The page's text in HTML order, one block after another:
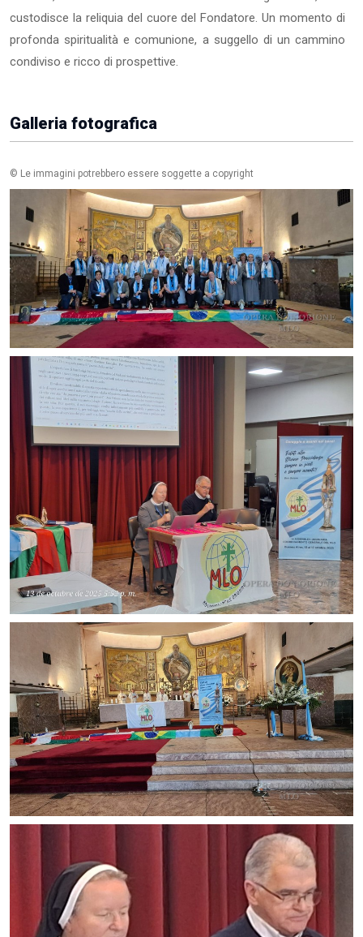
custodisce la reliquia del cuore del Fondatore. Un momento di
profonda spiritualità e comunione, a suggello di un cammino
condiviso e ricco di prospettive.
Galleria fotografica
© Le immagini potrebbero essere soggette a copyright